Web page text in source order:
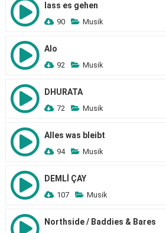
lass es gehen
90 Musik
Alo
92 Musik
DHURATA
72 Musik
Alles was bleibt
94 Musik
DEMLİ ÇAY
107 Musik
Northside / Baddies & Bares